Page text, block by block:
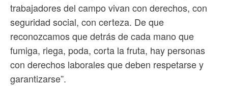
trabajadores del campo vivan con derechos, con
seguridad social, con certeza. De que
reconozcamos que detrás de cada mano que
fumiga, riega, poda, corta la fruta, hay personas
con derechos laborales que deben respetarse y
garantizarse”.